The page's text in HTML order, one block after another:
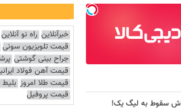
سقوط به لیگ یک!
خبرآنلاین راه نو آنلاین
قیمت تلویزیون سونی
جراح بینی گوشتی
قیمت آهن فولاد
قیمت طلا امروز بلیط
قیمت پروفیل